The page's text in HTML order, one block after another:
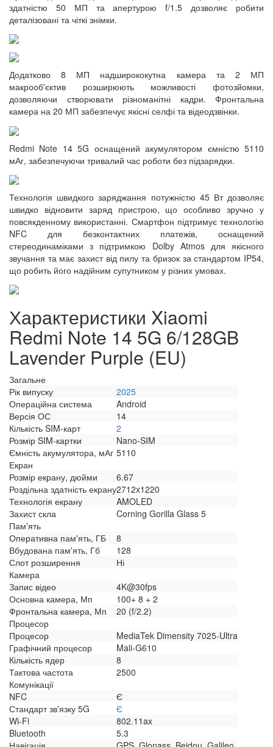
здатністю 50 МП та апертурою f/1.5 дозволяє робити
деталізовані та чіткі знімки.
Додатково 8 МП надширококутна камера та 2 МП
макрооб'єктив розширюють можливості фотозйомки,
дозволяючи створювати різноманітні кадри. Фронтальна
камера на 20 МП забезпечує якісні селфі та відеодзвінки.
Redmi Note 14 5G оснащений акумулятором ємністю 5110
мАг, забезпечуючи тривалий час роботи без підзарядки.
Технологія швидкого заряджання потужністю 45 Вт дозволяє
швидко відновити заряд пристрою, що особливо зручно у
повсякденному використанні. Смартфон підтримує технологію
NFC для безконтактних платежів, оснащений
стереодинаміками з підтримкою Dolby Atmos для якісного
звучання та має захист від пилу та бризок за стандартом IP54,
що робить його надійним супутником у різних умовах.
Характеристики Xiaomi
Redmi Note 14 5G 6/128GB
Lavender Purple (EU)
Загальне
Рік випуску
2025
Операційна система
Android
Версія ОС
14
Кількість SIM-карт
2
Розмір SIM-картки
Nano-SIM
Ємність акумулятора, мАг 5110
Екран
Розмір екрану, дюйми
6.67
Роздільна здатність екрану2712x1220
Технологія екрану
AMOLED
Захист скла
Corning Gorilla Glass 5
Пам'ять
Оперативна пам'ять, ГБ
8
Вбудована пам'ять, Гб
128
Слот розширення
Ні
Камера
Запис відео
4K@30fps
Основна камера, Мп
100+ 8 + 2
Фронтальна камера, Мп
20 (f/2.2)
Процесор
Процесор
MediaTek Dimensity 7025-Ultra
Графічний процесор
Mali-G610
Кількість ядер
8
Тактова частота
2500
Комунікації
NFC
Є
Стандарт зв'язку 5G
Є
Wi-Fi
802.11ax
Bluetooth
5.3